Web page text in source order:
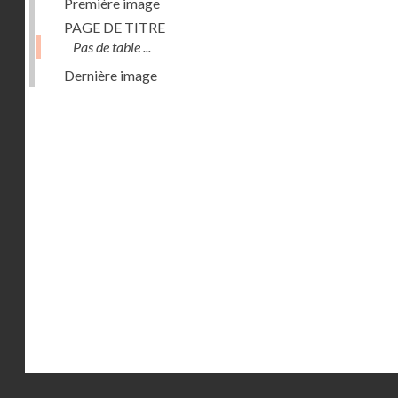
PAGE DE TITRE
Pas de table ...
Dernière image